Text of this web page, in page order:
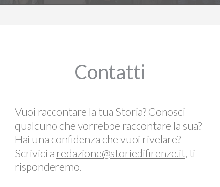
Contatti
Vuoi raccontare la tua Storia? Conosci
qualcuno che vorrebbe raccontare la sua?
Hai una confidenza che vuoi rivelare?
Scrivici a redazione@storiedifirenze.it, ti
risponderemo.